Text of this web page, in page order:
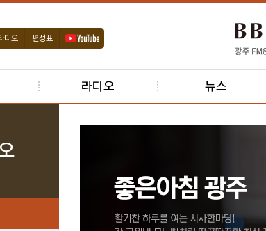
디오 편성표
라디오 뉴스